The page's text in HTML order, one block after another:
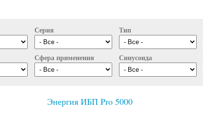
Серия Тип
Сфера применения Синусоида
Энергия ИБП Pro 5000